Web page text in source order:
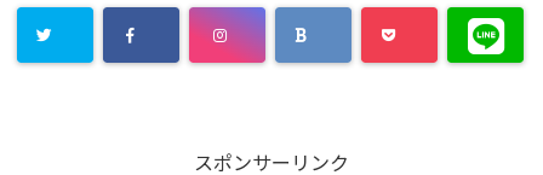
スポンサーリンク